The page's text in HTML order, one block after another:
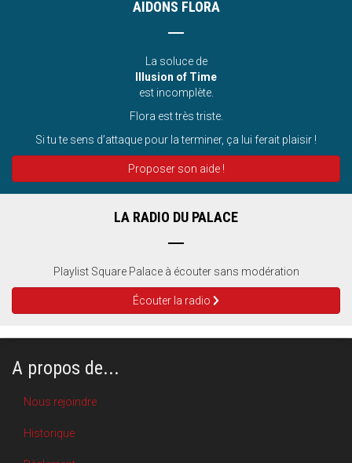
AIDONS FLORA
La soluce de
Illusion of Time
est incomplète.
Flora est très triste.
Si tu te sens d’attaque pour la terminer, ça lui ferait plaisir !
Proposer son aide !
LA RADIO DU PALACE
Playlist Square Palace à écouter sans modération
Écouter la radio
A propos de...
Nous rejoindre
Historique